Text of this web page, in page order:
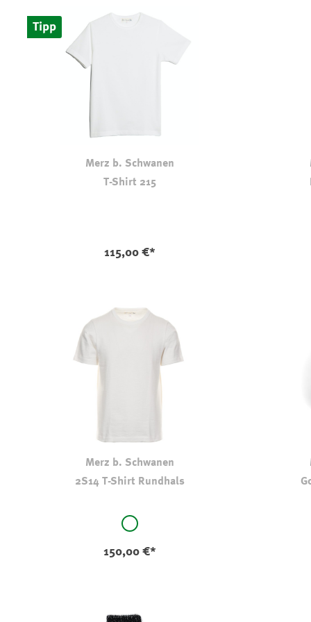
Tipp
Merz b. Schwanen
T-Shirt 215
115,00 €*
Merz b. Schwanen
2S14 T-Shirt Rundhals
auswählen
weiß
150,00 €*